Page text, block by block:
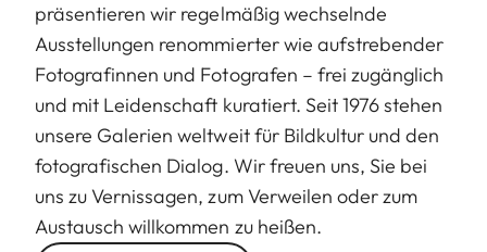
präsentieren wir regelmäßig wechselnde
Ausstellungen renommierter wie aufstrebender
Fotografinnen und Fotografen – frei zugänglich
und mit Leidenschaft kuratiert. Seit 1976 stehen
unsere Galerien weltweit für Bildkultur und den
fotografischen Dialog. Wir freuen uns, Sie bei
uns zu Vernissagen, zum Verweilen oder zum
Austausch willkommen zu heißen.